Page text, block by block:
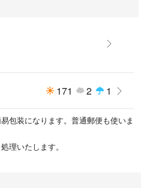
171 2 1
包装になります。普通郵便も使いま
理いたします。